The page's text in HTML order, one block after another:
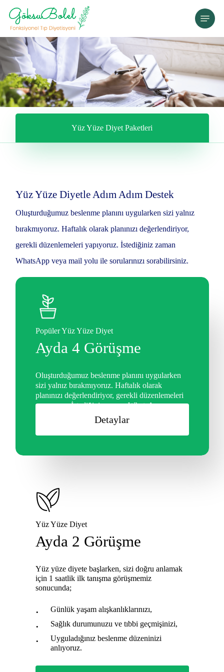
Skip
main
content
Menu
Yüz Yüze Diyet Paketleri
Yüz Yüze Diyetle Adım Adım Destek
Oluşturduğumuz beslenme planını uygularken sizi yalnız
bırakmıyoruz. Haftalık olarak planınızı değerlendiriyor,
gerekli düzenlemeleri yapıyoruz. İstediğiniz zaman
WhatsApp veya mail yolu ile sorularınızı sorabilirsiniz.
Popüler Yüz Yüze Diyet
Ayda 4 Görüşme
Oluşturduğumuz beslenme planını uygularken
sizi yalnız bırakmıyoruz. Haftalık olarak
planınızı değerlendiriyor, gerekli düzenlemeleri
yapıyoruz. İstediğiniz zaman WhatsApp veya
mail yolu ile sorularınızı sorabilirsiniz.
Detaylar
Yüz Yüze Diyet
Ayda 2 Görüşme
Yüz yüze diyete başlarken, sizi doğru anlamak
için 1 saatlik ilk tanışma görüşmemiz
sonucunda;
Günlük yaşam alışkanlıklarınızı,
Sağlık durumunuzu ve tıbbi geçmişinizi,
Uyguladığınız beslenme düzeninizi
anlıyoruz.